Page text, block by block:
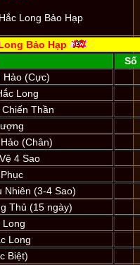
Long Bảo Hạp
Bảo Hạp
Hảo (Cực)
Long
Thần
(Chân)
4 Sao
Nhiên (3-4 Sao)
Thủ (15 ngày)
Long
Long
Biệt)